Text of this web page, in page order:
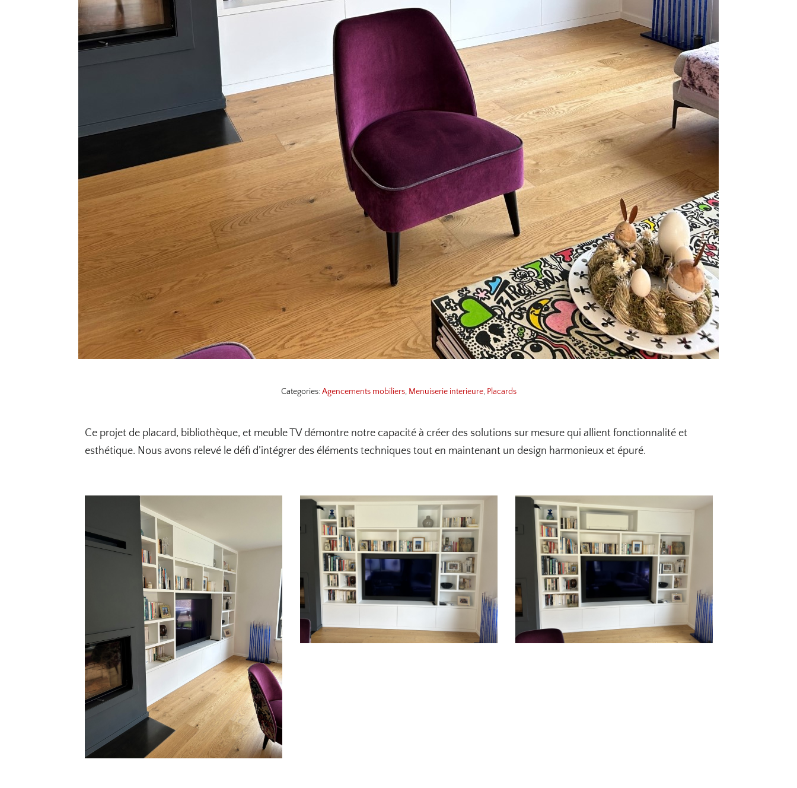
Categories:Agencements mobiliers, Menuiserie interieure, Placards
Ce projet de placard, bibliothèque, et meuble TV démontre notre capacité à créer des solutions sur mesure qui allient fonctionnalité et
esthétique. Nous avons relevé le défi d’intégrer des éléments techniques tout en maintenant un design harmonieux et épuré.